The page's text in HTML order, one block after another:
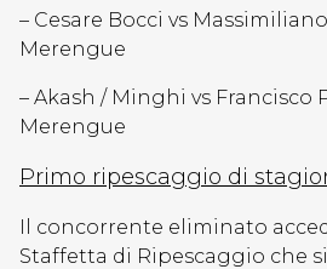
– Cesare Bocci vs
Merengue
– Akash / Minghi vs Francisco
Merengue
Primo ripescaggio di
Il concorrente eliminato
Staffetta di Ripescaggio che